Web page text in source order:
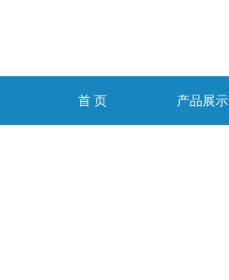
首 页 产品展示